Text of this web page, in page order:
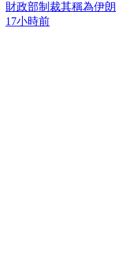
財政部制裁其稱為伊
17小時前